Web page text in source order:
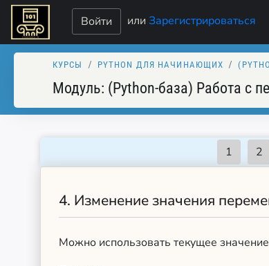
Войти илиЗарегистрироваться
КУРСЫ PYTHON ДЛЯ НАЧИНАЮЩИХ
Модуль: (Python-база) Работа c
4. Изменение значения
Можно использовать текущее